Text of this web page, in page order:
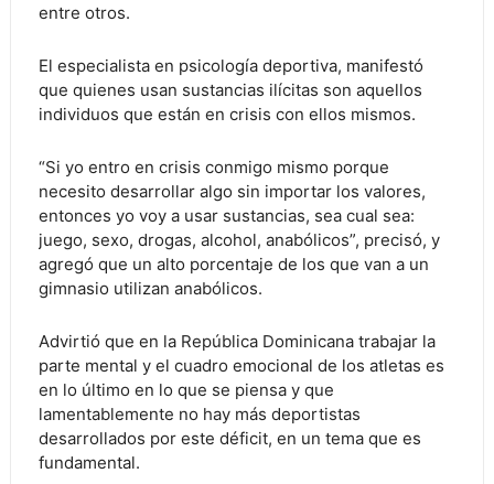
entre otros.
El especialista en psicología deportiva, manifestó
que quienes usan sustancias ilícitas son aquellos
individuos que están en crisis con ellos mismos.
“Si yo entro en crisis conmigo mismo porque
necesito desarrollar algo sin importar los valores,
entonces yo voy a usar sustancias, sea cual sea:
juego, sexo, drogas, alcohol, anabólicos”, precisó, y
agregó que un alto porcentaje de los que van a un
gimnasio utilizan anabólicos.
Advirtió que en la República Dominicana trabajar la
parte mental y el cuadro emocional de los atletas es
en lo último en lo que se piensa y que
lamentablemente no hay más deportistas
desarrollados por este déficit, en un tema que es
fundamental.